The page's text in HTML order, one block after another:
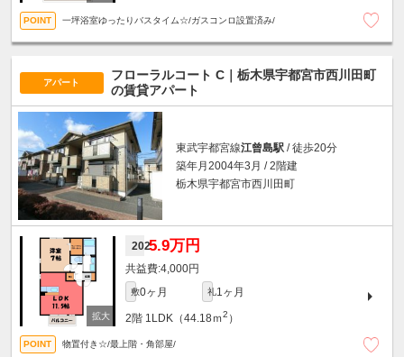
一坪浴室ゆったりバスタイム☆/ガスコンロ設置済み/
アパート
フローラルコート C｜栃木県宇都宮市西川田町
の賃貸アパート
東武宇都宮線江曾島駅 / 徒歩20分
築年月2004年3月 / 2階建
栃木県宇都宮市西川田町
2025.9万円
4,000円
敷0ヶ月 礼1ヶ月
2階 1LDK（44.18ｍ2 ）
物置付き☆/最上階・角部屋/